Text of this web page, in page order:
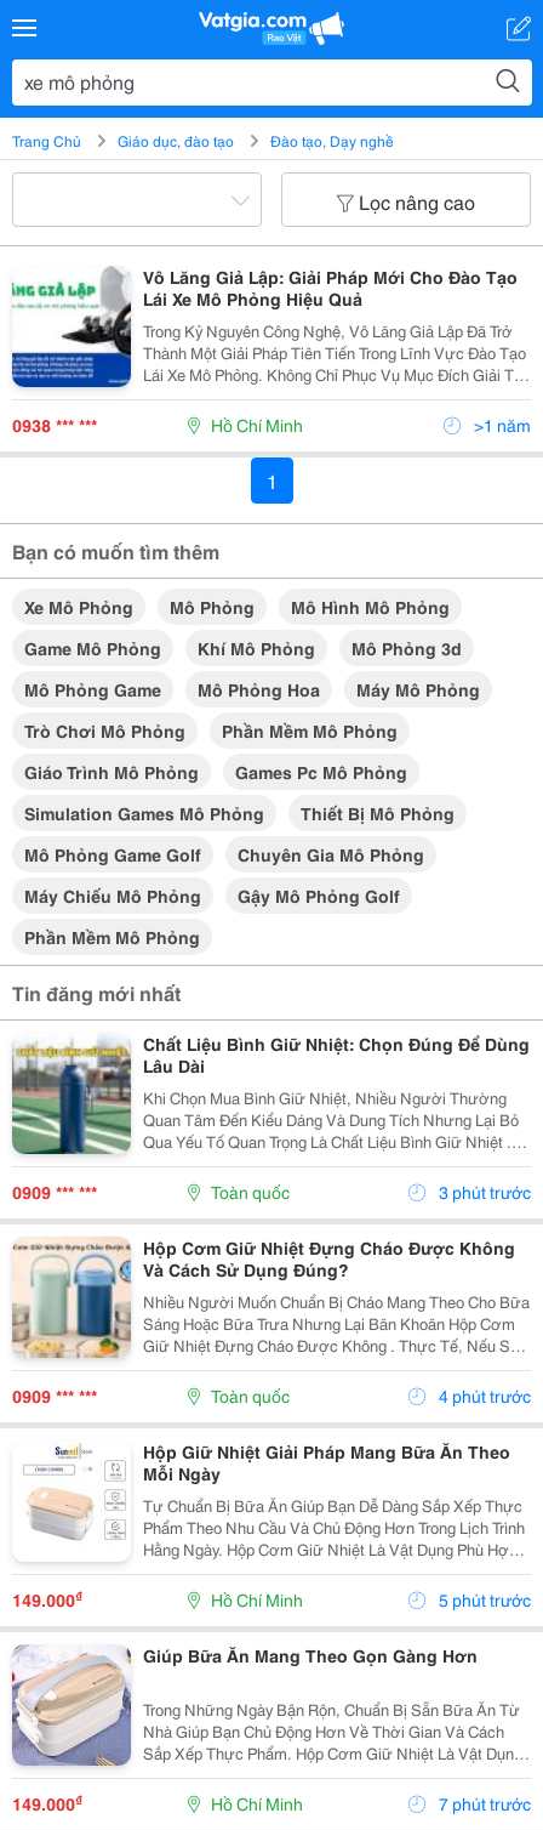
Trang Chủ Giáo dục, đào tạo Đào tạo, Dạy nghề
Lọc nâng cao
Vô Lăng Giả Lập: Giải Pháp Mới Cho Đào Tạo
Lái Xe Mô Phỏng Hiệu Quả
Trong Kỷ Nguyên Công Nghệ, Vô Lăng Giả Lập Đã Trở
Thành Một Giải Pháp Tiên Tiến Trong Lĩnh Vực Đào Tạo
Lái Xe Mô Phỏng. Không Chỉ Phục Vụ Mục Đích Giải Trí,
Sản Phẩm Này Còn Đóng Vai Trò Quan Trọng Trong Việc
Nâng Cao Kỹ Năng Lái Xe, Giảm Thiểu Tai...
0938 *** *** Hồ Chí Minh >1 năm
1
Bạn có muốn tìm thêm
Xe Mô Phỏng Mô Phỏng
Mô Hình Mô Phỏng
Game Mô Phỏng
Khí Mô Phỏng
Mô Phỏng 3d
Mô Phỏng Game
Mô Phỏng Hoa
Máy Mô Phỏng
Trò Chơi Mô Phỏng
Phần Mềm Mô Phỏng
Giáo Trình Mô Phỏng
Games Pc Mô Phỏng
Simulation Games Mô Phỏng
Thiết Bị Mô Phỏng
Mô Phỏng Game Golf
Chuyên Gia Mô Phỏng
Máy Chiếu Mô Phỏng
Gậy Mô Phỏng Golf
Phần Mềm Mô Phỏng
Tin đăng mới nhất
Chất Liệu Bình Giữ Nhiệt: Chọn Đúng Để Dùng
Lâu Dài
Khi Chọn Mua Bình Giữ Nhiệt, Nhiều Người Thường
Quan Tâm Đến Kiểu Dáng Và Dung Tích Nhưng Lại Bỏ
Qua Yếu Tố Quan Trọng Là Chất Liệu Bình Giữ Nhiệt .
Mỗi Loại Chất Liệu Đều Có Những Ưu Điểm Và Hạn Chế
Riêng, Ảnh Hưởng Đến Khả Năng Giữ Nhiệt, Độ Bền...
0909 *** *** Toàn quốc 3 phút trước
Hộp Cơm Giữ Nhiệt Đựng Cháo Được Không
Và Cách Sử Dụng Đúng?
Nhiều Người Muốn Chuẩn Bị Cháo Mang Theo Cho Bữa
Sáng Hoặc Bữa Trưa Nhưng Lại Băn Khoăn Hộp Cơm
Giữ Nhiệt Đựng Cháo Được Không . Thực Tế, Nếu Sử
Dụng Đúng Cách, Hộp Cơm Giữ Nhiệt Hoàn Toàn Có
Thể Đáp Ứng Nhu Cầu Này. Tuy Nhiên, Để Cháo Giữ
Được Hương...
0909 *** *** Toàn quốc 4 phút trước
Hộp Giữ Nhiệt Giải Pháp Mang Bữa Ăn Theo
Mỗi Ngày
Tự Chuẩn Bị Bữa Ăn Giúp Bạn Dễ Dàng Sắp Xếp Thực
Phẩm Theo Nhu Cầu Và Chủ Động Hơn Trong Lịch Trình
Hằng Ngày. Hộp Cơm Giữ Nhiệt Là Vật Dụng Phù Hợp
Để Mang Cơm Đến Trường, Nơi Làm Việc Hoặc Sử
Dụng Trong Những Chuyến Đi. Ưu Tiên Thiết Kế Có
Nhiều...
149.000₫ Hồ Chí Minh 5 phút trước
Giúp Bữa Ăn Mang Theo Gọn Gàng Hơn
Trong Những Ngày Bận Rộn, Chuẩn Bị Sẵn Bữa Ăn Từ
Nhà Giúp Bạn Chủ Động Hơn Về Thời Gian Và Cách
Sắp Xếp Thực Phẩm. Hộp Cơm Giữ Nhiệt Là Vật Dụng
Tiện Lợi, Phù Hợp Để Mang Theo Cơm Và Các Món Ăn
Kèm Khi Đi Học, Đi Làm Hoặc Di Chuyển Trong Ngày.
Chọn...
149.000₫ Hồ Chí Minh 7 phút trước